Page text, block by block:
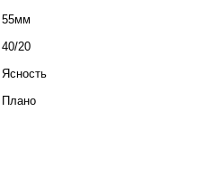
55мм
40/20
Ясность
Плано